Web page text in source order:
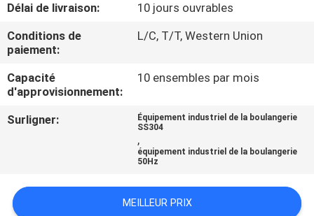
VISITE
DE
L'USINE
CONTRÔLE
QUALITÉ
Délai de livraison:
10 jours ouvrables
Conditions de
paiement:
L/C, T/T, Western Union
Capacité
d'approvisionnement:
10 ensembles par mois
Surligner:
Équipement industriel de la boulangerie
SS304
,
équipement industriel de la boulangerie
50Hz
MEILLEUR PRIX